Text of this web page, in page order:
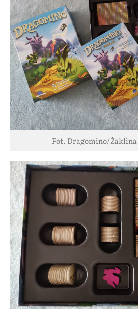
Fot. Dragomino/Żaklina